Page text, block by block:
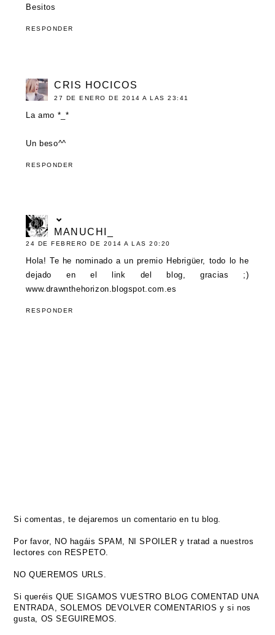
Besitos
RESPONDER
CRIS HOCICOS
27 DE ENERO DE 2014 A LAS 23:41
La amo *_*
Un beso^^
RESPONDER
MANUCHI_
24 DE FEBRERO DE 2014 A LAS 20:20
Hola! Te he nominado a un premio Hebrigüer, todo lo he
dejado en el link del blog, gracias ;)
www.drawnthehorizon.blogspot.com.es
RESPONDER
Si comentas, te dejaremos un comentario en tu blog.
Por favor, NO hagáis SPAM, NI SPOILER y tratad a nuestros
lectores con RESPETO.
NO QUEREMOS URLS.
Si queréis QUE SIGAMOS VUESTRO BLOG COMENTAD UNA
ENTRADA, SOLEMOS DEVOLVER COMENTARIOS y si nos
gusta, OS SEGUIREMOS.